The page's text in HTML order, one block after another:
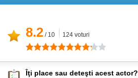
8.2 / 10 124 voturi
Îţi place sau deteşti acest actor?